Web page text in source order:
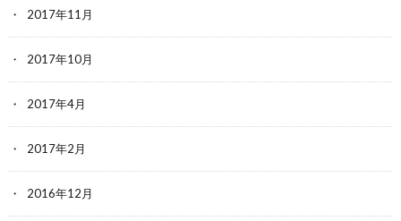
2017年11月
2017年10月
2017年4月
2017年2月
2016年12月